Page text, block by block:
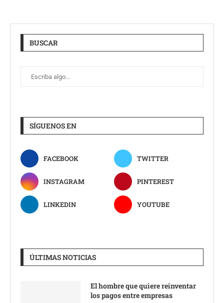
BUSCAR
SÍGUENOS EN
FACEBOOK TWITTER
INSTAGRAM PINTEREST
LINKEDIN YOUTUBE
ÚLTIMAS NOTICIAS
El hombre que quiere reinventar
los pagos entre empresas